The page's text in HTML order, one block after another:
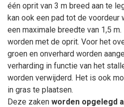
één oprit van 3 m breed aan te
kan ook een pad tot de voordeur
een maximale breedte van 1,5
worden met de oprit. Voor het
groen en onverhard worden
verharding in functie van het
worden verwijderd. Het is ook
in gras te plaatsen.
Deze zaken worden opgelegd